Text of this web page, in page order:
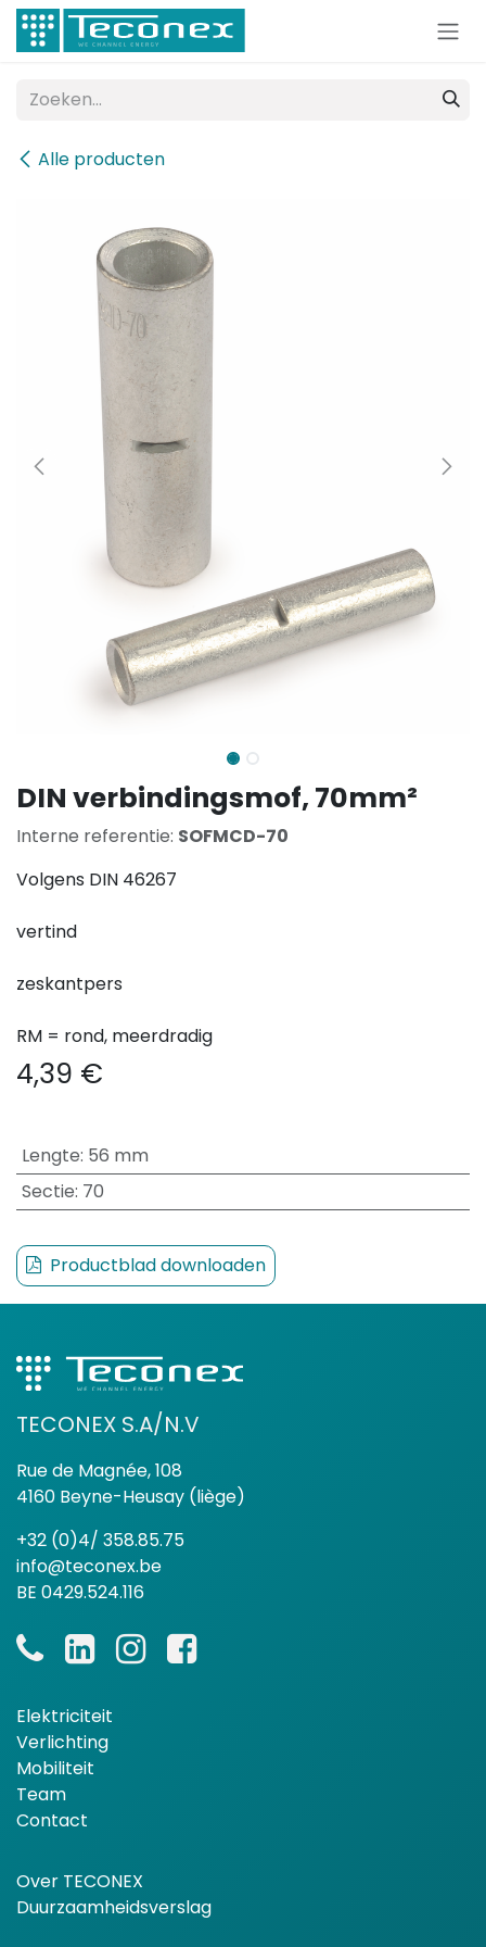
Overslaan naar inhoud
Alle producten
DIN verbindingsmof, 70mm²
Interne referentie: SOFMCD-70
Volgens DIN 46267
vertind
zeskantpers
RM = rond, meerdradig
4,39 €
Lengte: 56 mm
Sectie: 70
Productblad downloaden
TECONEX S.A/N.V
Rue de Magnée, 108
4160 Beyne-Heusay (liège)
+32 (0)4/ 358.85.75
info@teconex.be
BE 0429.524.116
Elektriciteit
Verlichting
Mobiliteit
Team
Contact
Over TECONEX
Duurzaamheidsverslag